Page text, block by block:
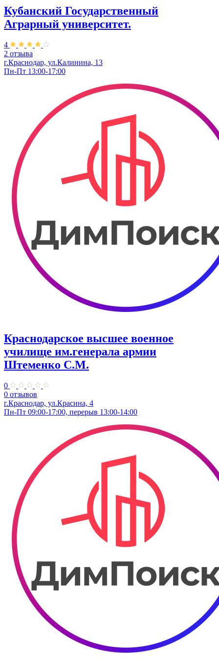
Кубанский Государственный
Аграрный университет.
4
2 отзыва
г.Краснодар, ул.Калинина, 13
Пн-Пт 13:00-17:00
Краснодарское высшее военное
училище им.генерала армии
Штеменко С.М.
0
0 отзывов
г.Краснодар, ул.Красина, 4
Пн-Пт 09:00-17:00, перерыв 13:00-14:00